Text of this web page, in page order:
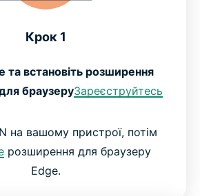
Крок 1
та встановіть розширення
браузеруЗареєструйтесь
на вашому пристрої, потім
розширення для браузеру
Edge.